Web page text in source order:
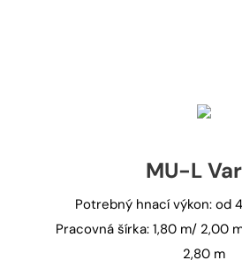
MU-L
Potrebný hnací výkon: od
Pracovná šírka: 1,80 m/ 2,00
2,80 m